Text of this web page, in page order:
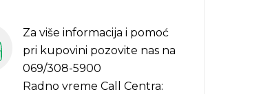
Za više informacija i pomoć
pri kupovini pozovite nas na
069/308-5900
Radno vreme Call Centra: